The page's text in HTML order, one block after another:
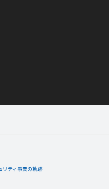
入れた！
リティ事業の軌跡